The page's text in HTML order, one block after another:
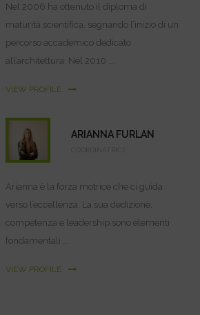
Nel 2006 ha ottenuto il diploma di
maturità scientifica, segnando l’inizio di un
percorso accademico dedicato
all’architettura. Nel 2010 ...
VIEW PROFILE
ARIANNA FURLAN
Arianna è la forza motrice che ci guida
verso l’eccellenza. La sua dedizione,
competenza e leadership sono elementi
fondamentali ...
VIEW PROFILE